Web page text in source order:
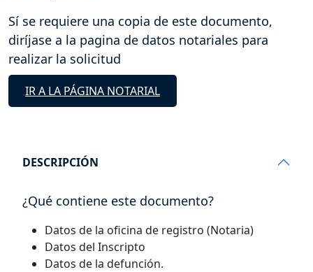
Sí se requiere una copia de este documento,
diríjase a la pagina de datos notariales para
realizar la solicitud
IR A LA PÁGINA NOTARIAL
DESCRIPCIÓN
¿Qué contiene este documento?
Datos de la oficina de registro (Notaria)
Datos del Inscripto
Datos de la defunción.